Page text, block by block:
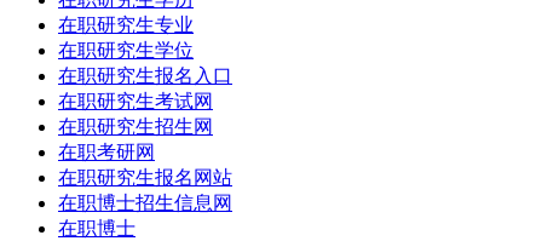
在职研究生专业
在职研究生学位
在职研究生报名入口
在职研究生考试网
在职研究生招生网
在职考研网
在职研究生报名网站
在职博士招生信息网
在职博士